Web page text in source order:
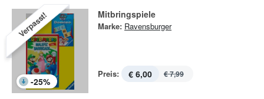
Verpasst!
-25%
Mitbringspiele
Marke: Ravensburger
Preis: € 6,00 € 7,99